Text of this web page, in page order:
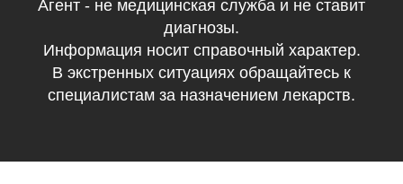
Агент - не медицинская служба и не ставит
диагнозы.
Информация носит справочный характер.
В экстренных ситуациях обращайтесь к
специалистам за назначением лекарств.